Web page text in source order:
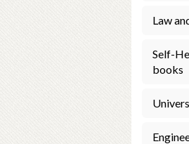
Law
Self-
books